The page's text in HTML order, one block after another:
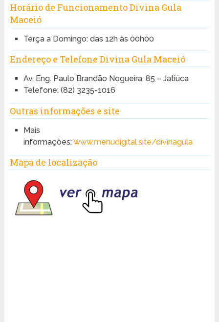
Horário de Funcionamento Divina Gula
Maceió
Terça a Domingo: das 12h às 00h00
Endereço e Telefone Divina Gula Maceió
Av. Eng. Paulo Brandão Nogueira, 85 – Jatiúca
Telefone: (82) 3235-1016
Outras informações e site
Mais
informações: www.menudigital.site/divinagula
Mapa de localização